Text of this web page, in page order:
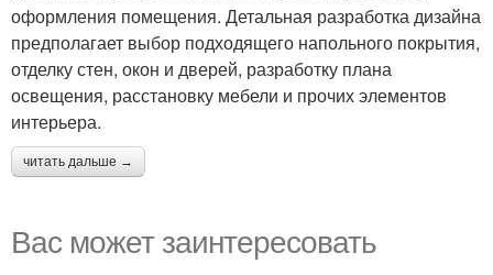
оформления помещения. Детальная разработка дизайна
предполагает выбор подходящего напольного покрытия,
отделку стен, окон и дверей, разработку плана
освещения, расстановку мебели и прочих элементов
интерьера.
читать дальше →
Вас может заинтересовать